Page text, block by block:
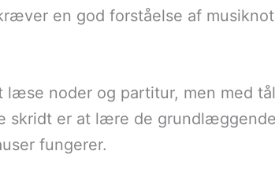
en god forståelse af
noder og partitur, men med
skridt er at lære de
fungerer.